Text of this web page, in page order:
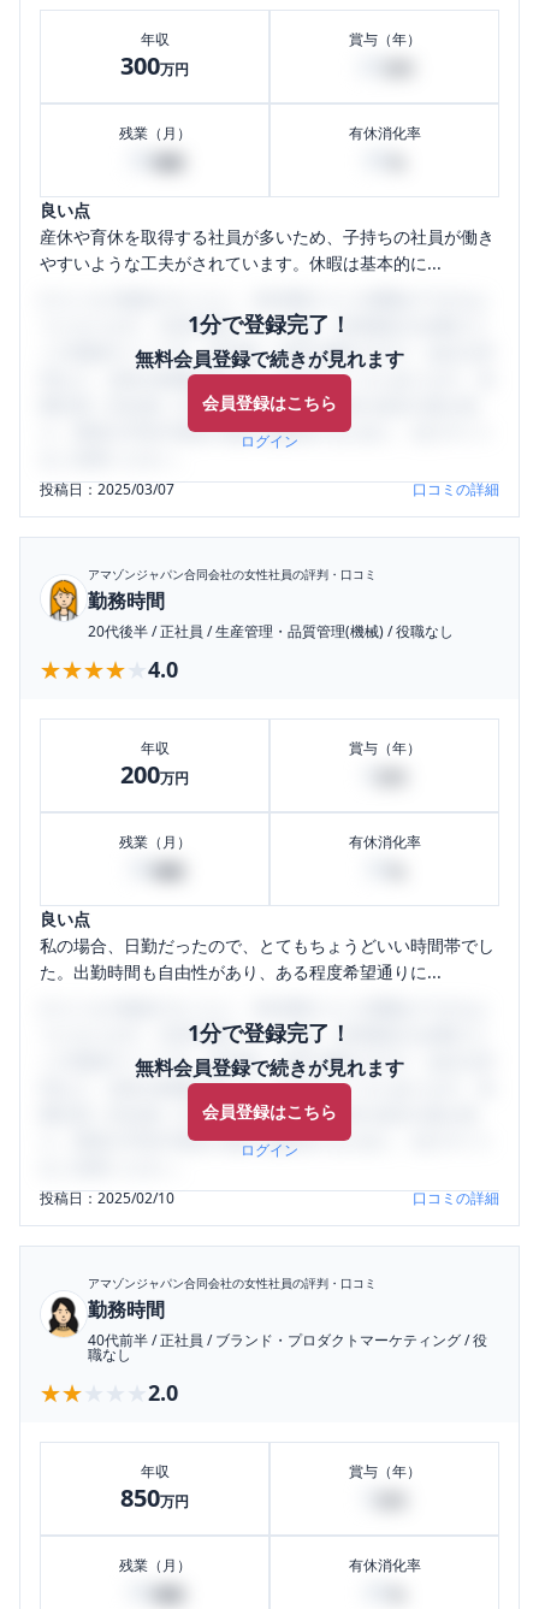
年収
300万円
賞与（年）
残業（月） 有休消化率
良い点
産休や育休を取得する社員が多いため、子持ちの社員が働き
やすいような工夫がされています。休暇は基本的に...
1分で登録完了！
無料会員登録で続きが見れます
会員登録はこちら
ログイン
うになります。SHEHUB(シーハブ)は、女性限定の企業口コ
ミの投稿サイトです。給与面・女性の働きやすさ・会社の評
判など、女性の転職は気にすべき点がたくさんあります。先
輩社員（元社員）の口コミを通して、本当の会社の姿を知
り、将来の不安や現在の悩みを解消するために、ぜひサイト
投稿日：2025/03/07 口コミの詳細
アマゾンジャパン合同会社の女性社員の評判・口コミ
勤務時間
20代後半/正社員 /生産管理・品質管理(機械) /役職なし
★★★★★
★★★★★ 4.0
年収
200万円
賞与（年）
残業（月） 有休消化率
良い点
私の場合、日勤だったので、とてもちょうどいい時間帯でし
た。出勤時間も自由性があり、ある程度希望通りに...
1分で登録完了！
無料会員登録で続きが見れます
会員登録はこちら
ログイン
うになります。SHEHUB(シーハブ)は、女性限定の企業口コ
ミの投稿サイトです。給与面・女性の働きやすさ・会社の評
判など、女性の転職は気にすべき点がたくさんあります。先
輩社員（元社員）の口コミを通して、本当の会社の姿を知
り、将来の不安や現在の悩みを解消するために、ぜひサイト
投稿日：2025/02/10 口コミの詳細
アマゾンジャパン合同会社の女性社員の評判・口コミ
勤務時間
40代前半/正社員 /ブランド・プロダクトマーケティング/役
職なし
★★★★★
★★★★★ 2.0
年収
850万円
賞与（年）
残業（月） 有休消化率